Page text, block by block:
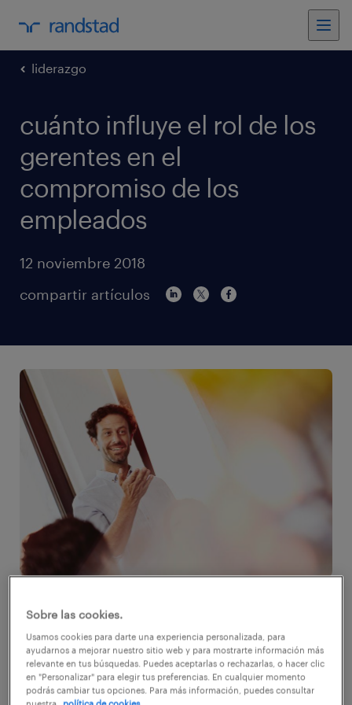
liderazgo
cuánto influye el rol de los
gerentes en el
compromiso de los
empleados
12 noviembre 2018
compartir artículos
importante en el éxito de una organización.
Pueden inspirar a sus equipos para que se
desempeñen bien y contribuir al crecimiento
de la empresa. Sin embargo, su gestión
Sobre las cookies.
Usamos cookies para darte una experiencia personalizada, para
ayudarnos a mejorar nuestro sitio web y para mostrarte información más
relevante en tus búsquedas. Puedes aceptarlas o rechazarlas, o hacer clic
en "Personalizar" para elegir tus preferencias. En cualquier momento
podrás cambiar tus opciones. Para más información, puedes consultar